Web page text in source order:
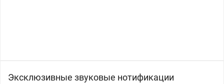
Эксклюзивные звуковые нотификации